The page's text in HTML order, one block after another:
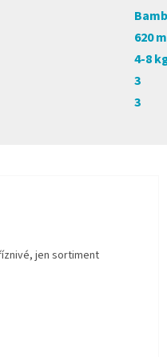
620
4-8
3
3
z 5 hvězdiček.
jen sortiment
z 5 hvězdiček.